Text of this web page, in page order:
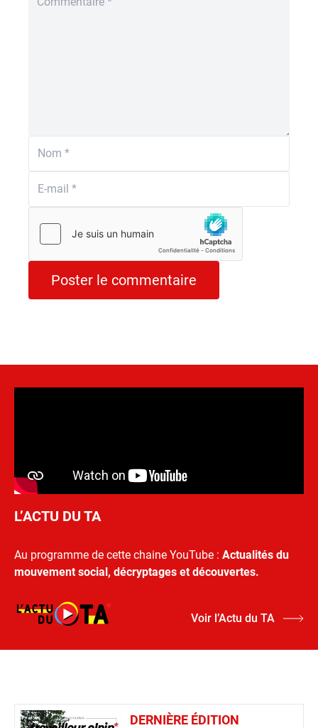
L’ACTU DU TA
Au programme de cette chaine YouTube : Actualités du
mouvement social, décryptages et découvertes.
Voir l’Actu du TA
DERNIÈRE ÉDITION